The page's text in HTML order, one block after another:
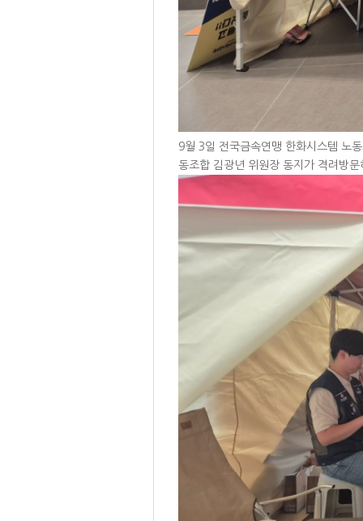
9월 3일 전국금속연맹 한화시스템 노
동조합 김광년 위원장 동지가 격려방문